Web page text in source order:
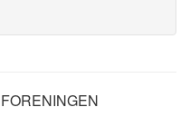
FORENINGEN